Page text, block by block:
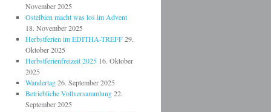
November 2025
Ostelbien macht was los im Advent
18. November 2025
Herbstferien im EDITHA-TREFF 29.
Oktober 2025
Herbstferienfreizeit 2025 16. Oktober
2025
Wandertag 26. September 2025
Betriebliche Vollversammlung 22.
September 2025